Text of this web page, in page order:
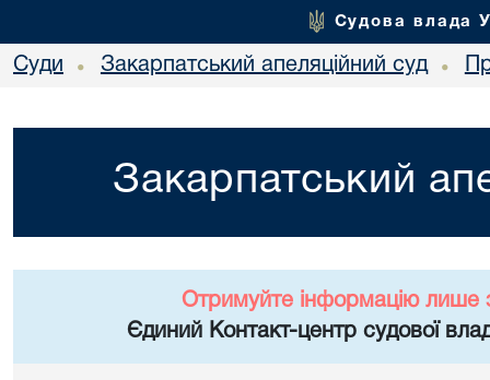
Судова влада
Суди • Закарпатський апеляційний суд •
Закарпатський
Отримуйте інформацію лише
Єдиний Контакт-центр судової